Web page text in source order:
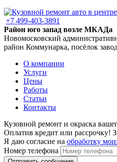
+7 499-403-3891
Район юго запад возле МКАДа
Новомосковский
район Коммунарка, посёлок
О компании
Услуги
Цены
Работы
Статьи
Контакты
Кузовной ремонт и окраска
Оплатив кредит или рассрочку!
Я даю согласие на обработку
Номер телефона